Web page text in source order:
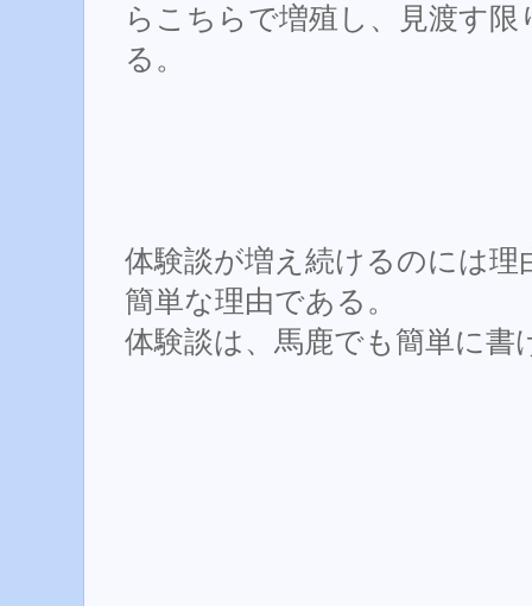
らこちらで増殖し、見渡す
る。
体験談が増え続けるのには理
簡単な理由である。
体験談は、馬鹿でも簡単に書